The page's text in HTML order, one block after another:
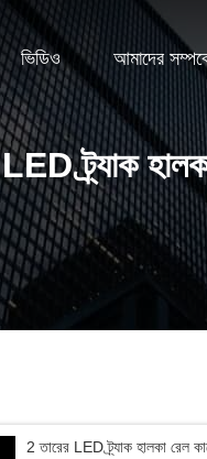
ভিডিও আমাদের
LED ট্র্যাক
2 তারের LED ট্র্যাক হালকা রেল